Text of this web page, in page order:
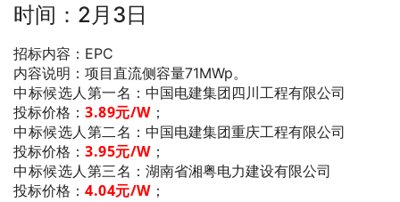
时间：2月3日
招标内容：EPC
内容说明：项目直流侧容量71MWp。
中标候选人第一名 ：中国电建集团四川工程有限公司
投标价格： 3.89元/W；
中标候选人第二名 ：中国电建集团重庆工程有限公司
投标价格： 3.95元/W；
中标候选人第三名 ：湖南省湘粤电力建设有限公司
投标价格： 4.04元/W；